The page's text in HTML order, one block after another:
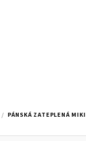
/ PÁNSKÁ ZATEPLENÁ